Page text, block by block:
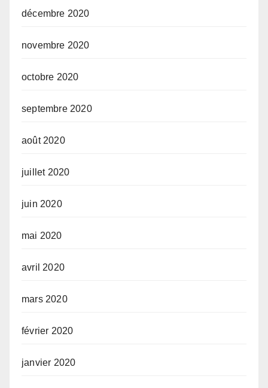
décembre 2020
novembre 2020
octobre 2020
septembre 2020
août 2020
juillet 2020
juin 2020
mai 2020
avril 2020
mars 2020
février 2020
janvier 2020